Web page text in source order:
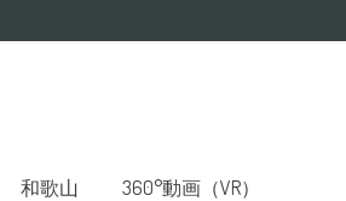
和歌山 360°動画（VR）